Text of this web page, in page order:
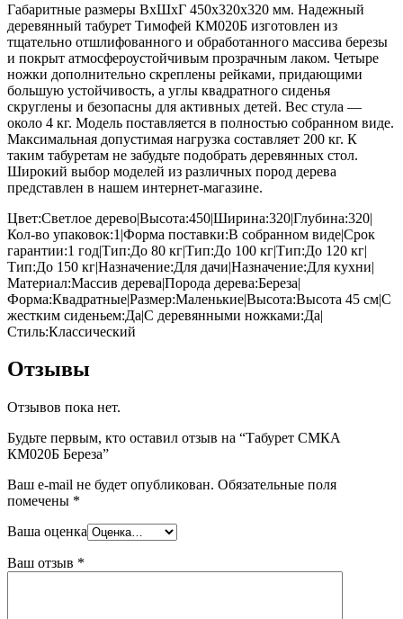
Габаритные размеры ВхШхГ 450x320x320 мм. Надежный
деревянный табурет Тимофей КМ020Б изготовлен из
тщательно отшлифованного и обработанного массива березы
и покрыт атмосфероустойчивым прозрачным лаком. Четыре
ножки дополнительно скреплены рейками, придающими
большую устойчивость, а углы квадратного сиденья
скруглены и безопасны для активных детей. Вес стула —
около 4 кг. Модель поставляется в полностью собранном виде.
Максимальная допустимая нагрузка составляет 200 кг. К
таким табуретам не забудьте подобрать деревянных стол.
Широкий выбор моделей из различных пород дерева
представлен в нашем интернет-магазине.
Цвет:Светлое дерево|Высота:450|Ширина:320|Глубина:320|
Кол-во упаковок:1|Форма поставки:В собранном виде|Срок
гарантии:1 год|Тип:До 80 кг|Тип:До 100 кг|Тип:До 120 кг|
Тип:До 150 кг|Назначение:Для дачи|Назначение:Для кухни|
Материал:Массив дерева|Порода дерева:Береза|
Форма:Квадратные|Размер:Маленькие|Высота:Высота 45 см|С
жестким сиденьем:Да|С деревянными ножками:Да|
Стиль:Классический
Отзывы
Отзывов пока нет.
Будьте первым, кто оставил отзыв на “Табурет СМКА
КМ020Б Береза”
Ваш e-mail не будет опубликован. Обязательные поля
помечены *
Ваша оценка
Ваш отзыв *